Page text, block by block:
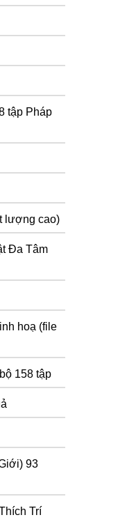
tập Pháp
lượng cao)
Đa Tâm
hoạ (file
158 tập
93
Trí